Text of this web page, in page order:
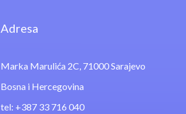
Adresa
Marka Marulića 2C, 71000 Sarajevo
Bosna i Hercegovina
tel: +387 33 716 040